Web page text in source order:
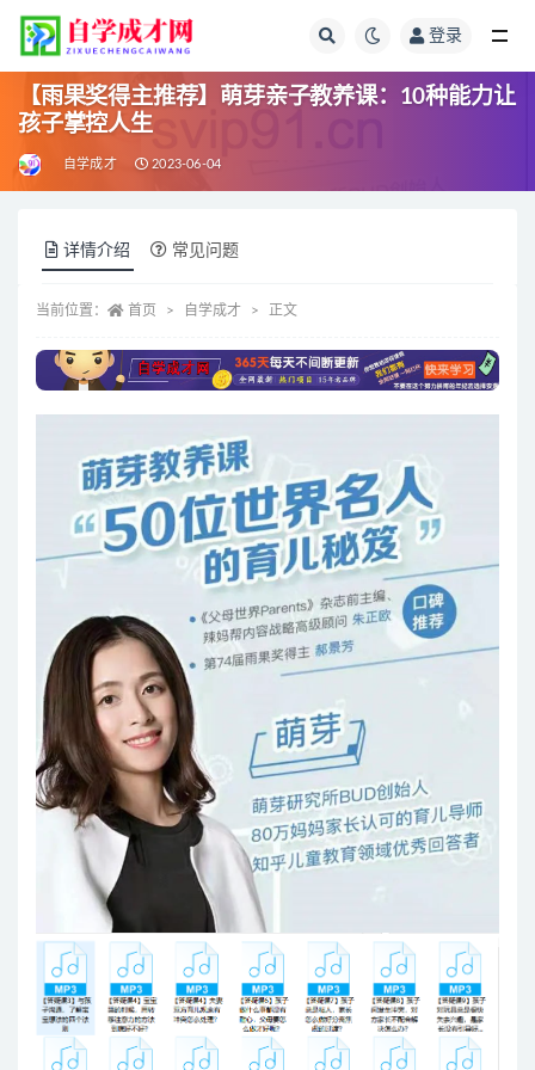
登录
【雨果奖得主推荐】萌芽亲子教养课：10种能力让
孩子掌控人生
自学成才 2023-06-04
详情介绍 常见问题
当前位置： 首页 自学成才 正文